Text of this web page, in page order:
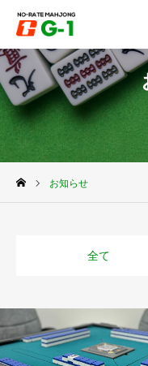
お知らせ
全て
TEL
HOME
PRICE
RULE